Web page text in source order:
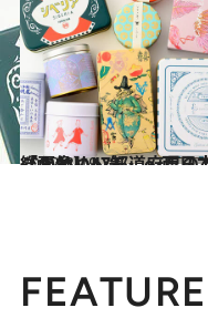
2022.3.19
【画像】47都道府県の「かわいい缶」～西日本総まとめ～
グルメ
FEATURE